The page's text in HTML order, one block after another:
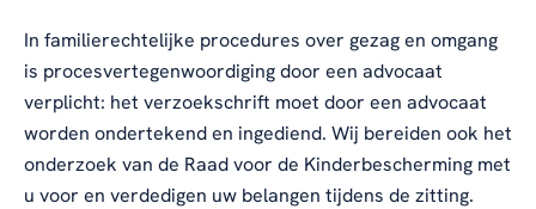
In familierechtelijke procedures over gezag en omgang
is procesvertegenwoordiging door een advocaat
verplicht: het verzoekschrift moet door een advocaat
worden ondertekend en ingediend. Wij bereiden ook het
onderzoek van de Raad voor de Kinderbescherming met
u voor en verdedigen uw belangen tijdens de zitting.